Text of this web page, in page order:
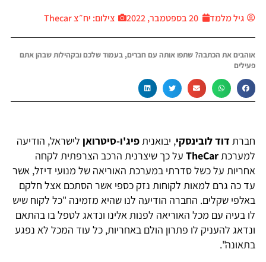
גיל מלמד 20 בספטמבר, 2022 צילום: יח״צ Thecar
אוהבים את הכתבה? שתפו אותה עם חברים, בעמוד שלכם ובקהילות שבהן אתם
פעילים
חברת דוד לובינסקי, יבואנית פיג'ו-סיטרואן לישראל, הודיעה
למערכת TheCar על כך שיצרנית הרכב הצרפתית לקחה
אחריות על כשל סדרתי במערכת האוריאה של מנועי דיזל, אשר
עד כה גרם למאות לקוחות נזק כספי אשר הסתכם אצל חלקם
באלפי שקלים. החברה הודיעה לנו שהיא מזמינה "כל לקוח שיש
לו בעיה עם מכל האוריאה לפנות אלינו ונדאג לטפל בו בהתאם
ונדאג להעניק לו פתרון הולם באחריות, כל עוד המכל לא נפגע
בתאונה".